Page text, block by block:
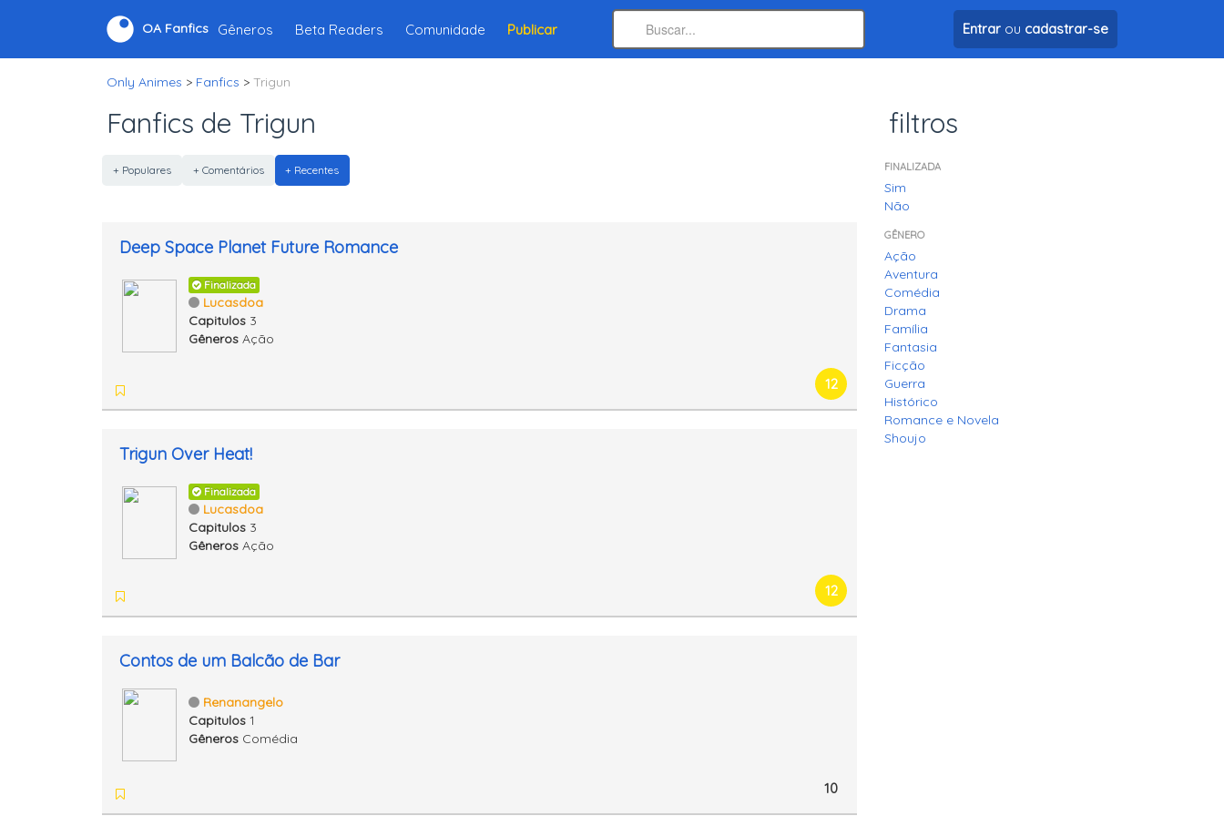
OA Fanfics Gêneros Beta Readers Comunidade Publicar Entrar ou cadastrar-se
Only Animes > Fanfics > Trigun
Fanfics de Trigun
+ Populares + Comentários + Recentes
Deep Space Planet Future Romance
Finalizada
Lucasdoa
Capitulos 3
Gêneros Ação
12
Trigun Over Heat!
Finalizada
Lucasdoa
Capitulos 3
Gêneros Ação
12
Contos de um Balcão de Bar
Renanangelo
Capitulos 1
Gêneros Comédia
10
filtros
FINALIZADA
Sim
Não
GÊNERO
Ação
Aventura
Comédia
Drama
Família
Fantasia
Ficção
Guerra
Histórico
Romance e Novela
Shoujo